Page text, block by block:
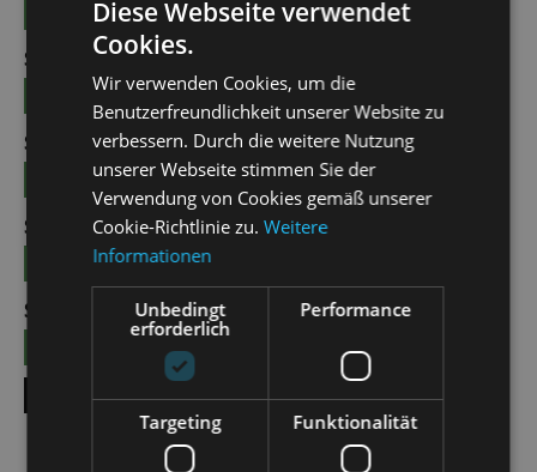
TICKETS
15 €
SUN | 04.10.2026 | 12:00 - 13:00
TICKETS
15 €
SUN | 25.10.2026 | 12:00 - 13:00
TICKETS
15 €
SUN | 08.11.2026 | 12:00 - 13:00
TICKETS
15 €
SUN | 22.11.2026 | 12:00 - 13:00
15 €
SHOW ALL DATES
Diese Webseite verwendet
Cookies.
Wir verwenden Cookies, um die
Benutzerfreundlichkeit unserer Website zu
verbessern. Durch die weitere Nutzung
unserer Webseite stimmen Sie der
Verwendung von Cookies gemäß unserer
Cookie-Richtlinie zu.Weitere
Informationen
Unbedingt
erforderlich
Performance
Targeting Funktionalität